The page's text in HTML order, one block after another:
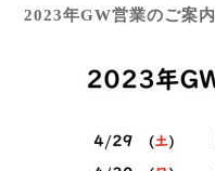
2023年GW営業のご案内